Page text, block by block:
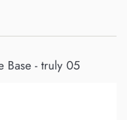
Base - truly 05